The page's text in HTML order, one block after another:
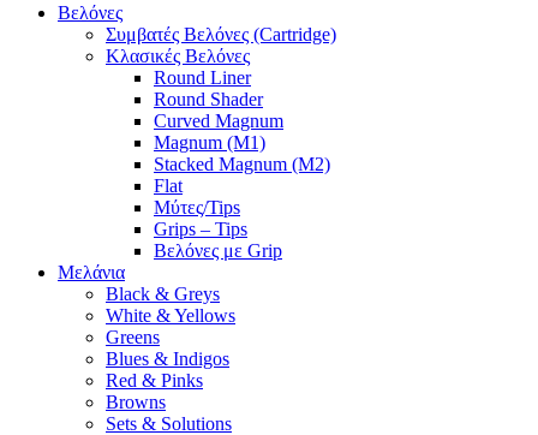
Βελόνες
Συμβατές Βελόνες (Cartridge)
Κλασικές Βελόνες
Round Liner
Round Shader
Curved Magnum
Magnum (M1)
Stacked Magnum (M2)
Flat
Μύτες/Tips
Grips – Tips
Βελόνες με Grip
Μελάνια
Black & Greys
White & Yellows
Greens
Blues & Indigos
Red & Pinks
Browns
Sets & Solutions